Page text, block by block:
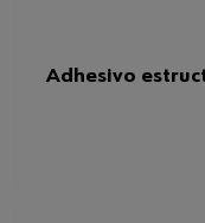
Adhesivo